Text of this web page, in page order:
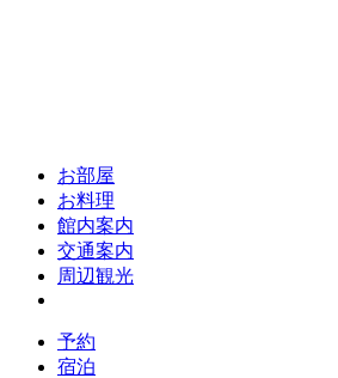
お部屋
お料理
館内案内
交通案内
周辺観光
予約
宿泊